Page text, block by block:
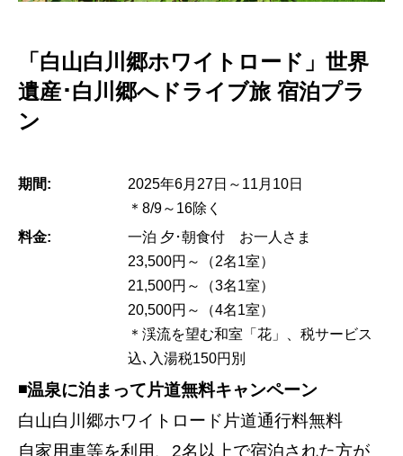
「白山白川郷ホワイトロード」世界
遺産･白川郷へドライブ旅 宿泊プラ
ン
期間:
2025年6月27日～11月10日
＊8/9～16除く
料金:
一泊 夕･朝食付 お一人さま
23,500円～（2名1室）
21,500円～（3名1室）
20,500円～（4名1室）
＊渓流を望む和室「花」、税サービス
込､入湯税150円別
◾️温泉に泊まって片道無料キャンペーン
白山白川郷ホワイトロード片道通行料無料
自家用車等を利用、2名以上で宿泊された方が